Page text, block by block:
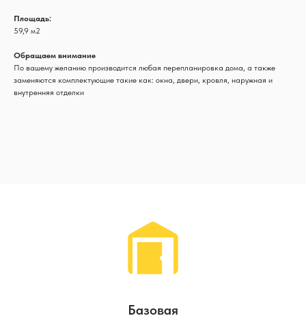
Площадь:
59,9 м2
Обращаем внимание
По вашему желанию производится любая перепланировка дома, а также
заменяются комплектующие такие как: окна, двери, кровля, наружная и
внутренняя отделки
Базовая